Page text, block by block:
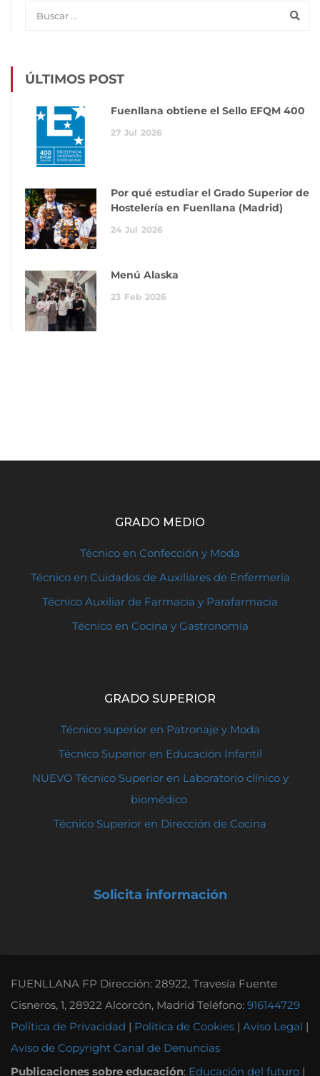
ÚLTIMOS POST
Fuenllana obtiene el Sello EFQM 400
27 Jul 2026
Por qué estudiar el Grado Superior de
Hostelería en Fuenllana (Madrid)
24 Jul 2026
Menú Alaska
23 Feb 2026
GRADO MEDIO
Técnico en Confección y Moda
Técnico en Cuidados de Auxiliares de Enfermería
Técnico Auxiliar de Farmacia y Parafarmacia
Técnico en Cocina y Gastronomía
GRADO SUPERIOR
Técnico superior en Patronaje y Moda
Técnico Superior en Educación Infantil
NUEVO Técnico Superior en Laboratorio clínico y
biomédico
Técnico Superior en Dirección de Cocina
Solicita información
FUENLLANA FP Dirección: 28922, Travesía Fuente
Cisneros, 1, 28922 Alcorcón, Madrid Teléfono: 916144729
Política de Privacidad | Política de Cookies | Aviso Legal |
Aviso de Copyright Canal de Denuncias
Publicaciones sobre educación: Educación del futuro |